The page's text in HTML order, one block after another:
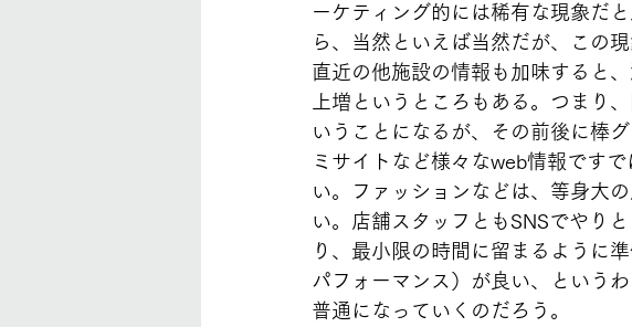
ーケティング的には稀有な現象だ
ら、当然といえば当然だが、この
直近の他施設の情報も加味すると
上増というところもある。つまり
いうことになるが、その前後に棒
ミサイトなど様々なweb情報です
い。ファッションなどは、等身大
い。店舗スタッフともSNSでやり
り、最小限の時間に留まるように
パフォーマンス）が良い、という
普通になっていくのだろう。